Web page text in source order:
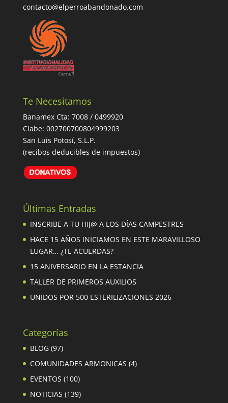
contacto@elperroabandonado.com
Te Necesitamos
Banamex Cta: 7008 / 0499920
Clabe: 002700700804999203
San Luis Potosí, S.L.P.
(recibos deducibles de impuestos)
Últimas Entradas
INSCRIBE A TU HIJ@ A LOS DÍAS CAMPESTRES
HACE 15 AÑOS INICIAMOS EN ESTE MARAVILLOSO
LUGAR… ¿TE ACUERDAS?
15 ANIVERSARIO EN LA ESTANCIA
TALLER DE PRIMEROS AUXILIOS
UNIDOS POR 500 ESTERILIZACIONES 2026
Categorías
BLOG(97)
COMUNIDADES ARMONICAS (4)
EVENTOS (100)
NOTICIAS (139)